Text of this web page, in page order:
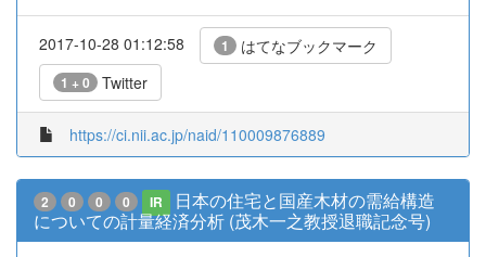
2017-10-28 01:12:58 1 はてなブックマーク
1 + 0 Twitter
https://ci.nii.ac.jp/naid/110009876889
2 0 0 0 IR
日本の住宅と国産木材の需給構造
についての計量経済分析 (茂木一之教授退職記念号)